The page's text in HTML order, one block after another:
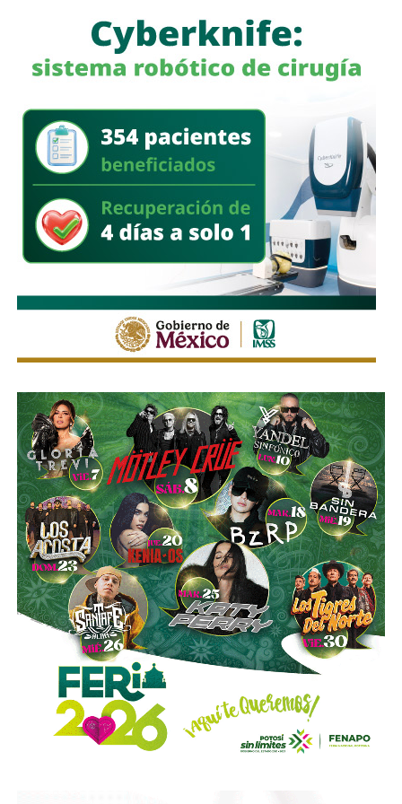
mayoría reclutas de 18 y 19 años
, muchos de provincias
tropicales del norte argentino, sin entrenamiento para el
frío ni equipamiento suficiente . Llegaron al invierno con
ropa inadecuada, mal alimentados, a veces abandonados
los reclutas se congelaban en trincheras.
Frente a ellos,un ejército profesional que recorrió
13,000 kilómetrospara recuperar unas islas donde vivían
menos de dos mil personas.
El 2 de mayo de 1982,el submarino británico HMS
Conqueror hundió al crucero ARA General Belgrano
cuando navegaba fuera de la zona de exclusión declarada
por Gran Bretaña.Murieron 323 marinos argentinos. Fue
el día más sangriento de la guerra y también su punto de
no retorno:la flota sudamericana se retiró a sus
se disputaría en tierra, con pibes que no sabían bien por
qué estaban ahí, contra soldados que sí.
El poeta Jorge Luis Borges, de ascendencia parcialmente
británica, lo vio desde Buenos Aires y dictaminó con su
ironía característica: “La guerra de las Malvinas es una
pelea entre dos calvos por un peine.” Tres años después
escribió el poema “Juan López y John Ward”, sobre dos
soldados ficticios (uno por bando) que mueren en las islas
sin haber cruzado una sola palabra. Los llamó víctimas de
“unas islas demasiado famosas.”
Al final, murieron 649 soldados argentinos y 285
británicos.Argentina se rindió el 14 de junio de 1982
Mundial de España comenzó al día siguiente. No hubo
pausa. No hubo luto colectivo.Hubo futbol.
El caso de Osvaldo Ardiles relató el conflicto como